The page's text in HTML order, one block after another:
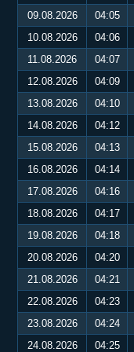
09.08.2026
04:05
10.08.2026
04:06
11.08.2026
04:07
12.08.2026
04:09
13.08.2026
04:10
14.08.2026
04:12
15.08.2026
04:13
16.08.2026
04:14
17.08.2026
04:16
18.08.2026
04:17
19.08.2026
04:18
20.08.2026
04:20
21.08.2026
04:21
22.08.2026
04:23
23.08.2026
04:24
24.08.2026
04:25